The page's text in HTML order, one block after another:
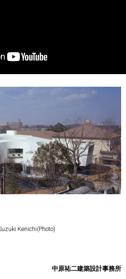
Kenichi(Photo)
中原祐二建築設計事務所